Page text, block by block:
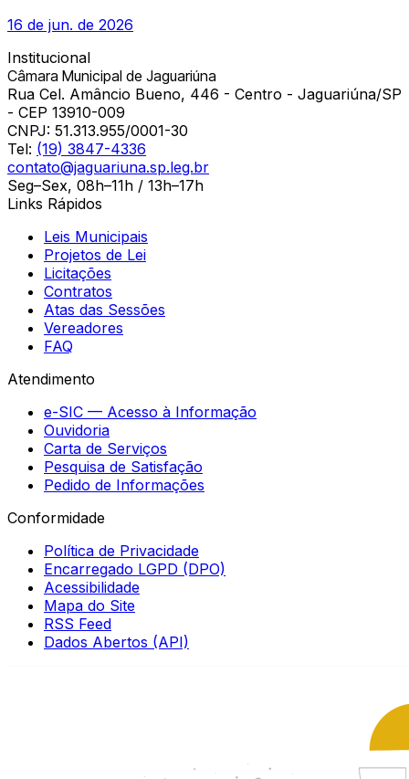
16 de jun. de 2026
Institucional
Câmara Municipal de Jaguariúna
Rua Cel. Amâncio Bueno, 446 - Centro - Jaguariúna/SP
- CEP 13910-009
CNPJ: 51.313.955/0001-30
Tel: (19) 3847-4336
contato@jaguariuna.sp.leg.br
Seg–Sex, 08h–11h / 13h–17h
Links Rápidos
Leis Municipais
Projetos de Lei
Licitações
Contratos
Atas das Sessões
Vereadores
FAQ
Atendimento
e-SIC — Acesso à Informação
Ouvidoria
Carta de Serviços
Pesquisa de Satisfação
Pedido de Informações
Conformidade
Política de Privacidade
Encarregado LGPD (DPO)
Acessibilidade
Mapa do Site
RSS Feed
Dados Abertos (API)